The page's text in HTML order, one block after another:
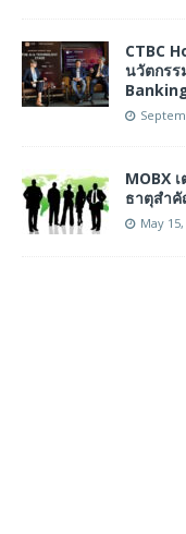
CTBC
นวัตกรร
MOBX
ธาตุสำ
May